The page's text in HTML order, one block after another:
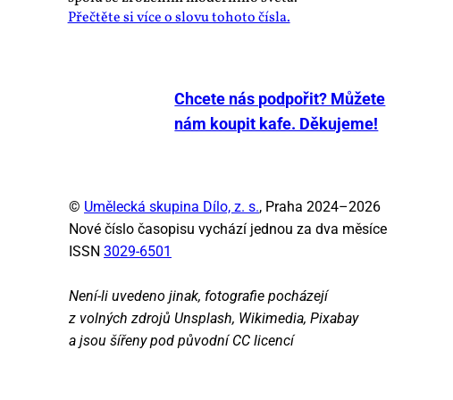
Přečtěte si více o slovu tohoto čísla.
Chcete nás podpořit? Můžete
nám koupit kafe. Děkujeme!
© Umělecká skupina Dílo, z. s., Praha 2024–2026
Nové číslo časopisu vychází jednou za dva měsíce
ISSN 3029-6501
Není-li uvedeno jinak, fotografie pocházejí
z volných zdrojů Unsplash, Wikimedia, Pixabay
a jsou šířeny pod původní CC licencí